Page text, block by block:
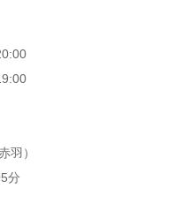
羽）
分